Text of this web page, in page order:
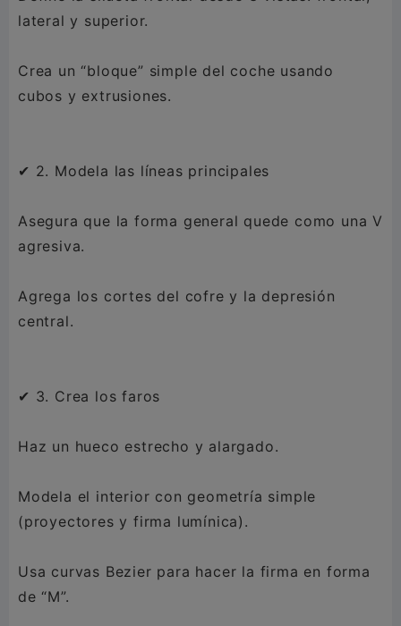
lateral y superior.
Crea un “bloque” simple del coche usando
cubos y extrusiones.
✔ 2. Modela las líneas principales
Asegura que la forma general quede como una V
agresiva.
Agrega los cortes del cofre y la depresión
central.
✔ 3. Crea los faros
Haz un hueco estrecho y alargado.
Modela el interior con geometría simple
(proyectores y firma lumínica).
Usa curvas Bezier para hacer la firma en forma
de “M”.